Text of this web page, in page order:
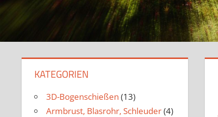
KATEGORIEN
3D-Bogenschießen (13)
Armbrust, Blasrohr, Schleuder(4)